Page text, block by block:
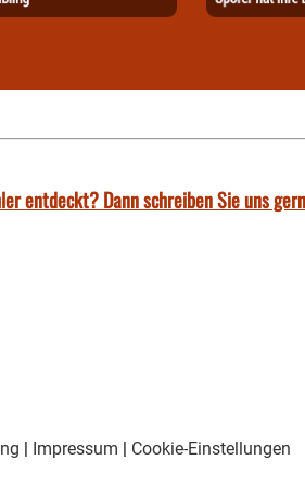
entdeckt? Dann schreiben Sie uns
| Impressum | Cookie-Einstellungen